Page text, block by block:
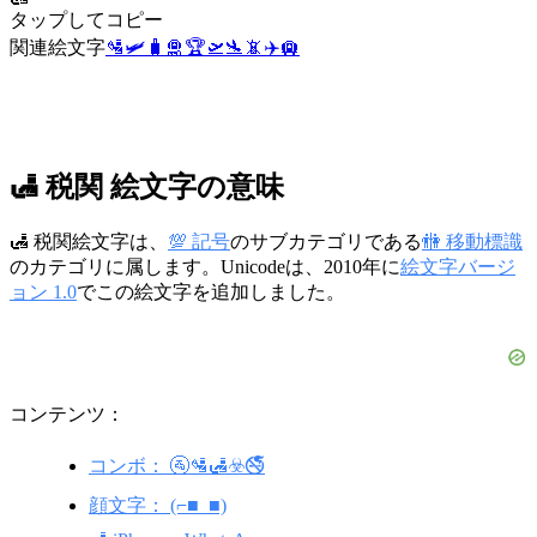
タップしてコピー
関連絵文字🛂🛩️ 🧳 🛅 🏆🛫🛬 📵 ✈️🛄
🛃 税関 絵文字の意味
🛃 税関絵文字は、 💯 記号のサブカテゴリである🚻 移動標識
のカテゴリに属します。Unicodeは、2010年に絵文字バージ
ョン 1.0でこの絵文字を追加しました。
コンテンツ：
コンボ： 🚰🛂🛃☣️🚭
顔文字： (⌐■_■)